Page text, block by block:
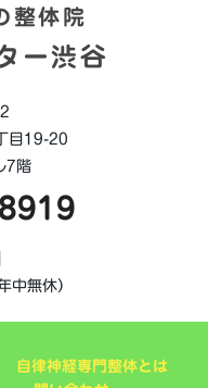
整体院
ー渋谷
目19-20
7階
中無休）
自律神経専門整体とは